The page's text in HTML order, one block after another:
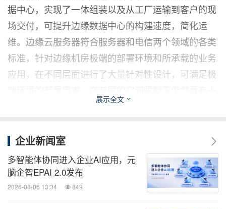
据中心，实现了一体组装以及从工厂运输到客户的现
场交付，可提升边缘数据中心的构建速度，简化运
维。边缘云服务器符合服务器和电信两个领域的各类
标准，针对边缘机房极端的部署环境和所承载的业务
应用，在不同层面进行了大量针对性设计，可满足极
分理想的扩展性。便携AI服务器可实现边缘室内、车
储、高性能AI计算等优势，满足数据搬迁、质检、医
疗、语音等应用的需求。智算小站提供近场端AI推理
应用，具备多协议无线、现场总线支持，以及宽温设
计与独立被动散热，适用于能源、铁路、物流、零
展示全文
企业新闻室
多智能体协同进入企业AI应用，元
脑企智EPAI 2.0发布
2026-08-06 13:34 849